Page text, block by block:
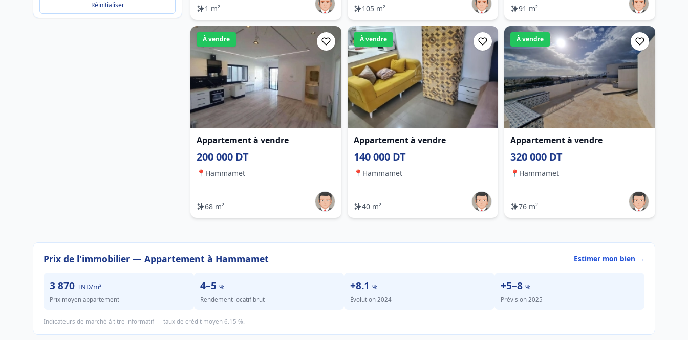
Réinitialiser 1 m² 105 m² 91 m²
À vendre
Appartement à vendre
200 000 DT
📍 Hammamet
68 m²
À vendre
Appartement à vendre
140 000 DT
📍 Hammamet
40 m²
À vendre
Appartement à vendre
320 000 DT
📍 Hammamet
76 m²
Prix de l'immobilier — Appartement à Hammamet Estimer mon bien →
3 870 TND/m²
Prix moyen appartement
4–5 %
Rendement locatif brut
+8.1 %
Évolution 2024
+5–8 %
Prévision 2025
Indicateurs de marché à titre informatif — taux de crédit moyen 6.15 %.